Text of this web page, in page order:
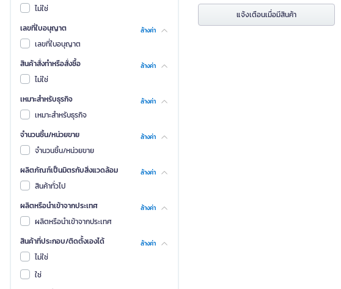
ไม่ใช่
เลขที่ใบอนุญาต
ล้างค่า
เลขที่ใบอนุญาต
สินค้าสั่งทำหรือสั่งซื้อ
ล้างค่า
ไม่ใช่
เหมาะสำหรับธุรกิจ
ล้างค่า
เหมาะสำหรับธุรกิจ
จำนวนชิ้น/หน่วยขาย
ล้างค่า
จำนวนชิ้น/หน่วยขาย
ผลิตภัณฑ์เป็นมิตรกับสิ่งแวดล้อม
ล้างค่า
สินค้าทั่วไป
ผลิตหรือนำเข้าจากประเทศ
ล้างค่า
ผลิตหรือนำเข้าจากประเทศ
สินค้าที่ประกอบ/ติดตั้งเองได้
ล้างค่า
ไม่ใช่
ใช่
แจ้งเตือนเมื่อมีสินค้า